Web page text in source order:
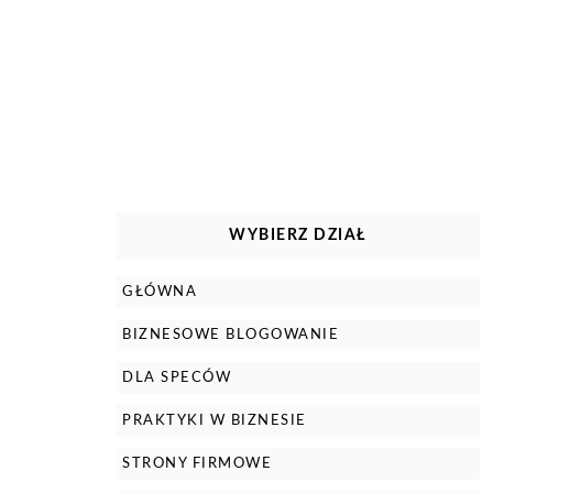
WYBIERZ DZIAŁ
GŁÓWNA
BIZNESOWE BLOGOWANIE
DLA SPECÓW
PRAKTYKI W BIZNESIE
STRONY FIRMOWE